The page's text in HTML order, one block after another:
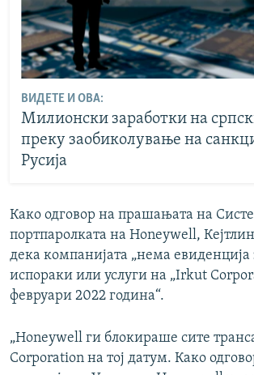
ВИДЕТЕ И ОВА:
Милионски заработки на
преку заобиколување на
Русија
Како одговор на прашањата на
портпаролката на Honeywell,
дека компанијата „нема
испораки или услуги на „Irkut
февруари 2022 година“.
„Honeywell ги блокираше сите
Corporation на тој датум. Како